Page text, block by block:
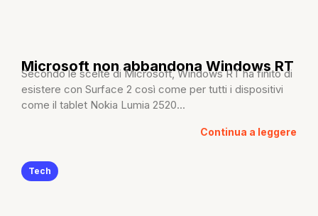
Microsoft non abbandona Windows RT
Secondo le scelte di Microsoft, Windows RT ha finito di
esistere con Surface 2 così come per tutti i dispositivi
come il tablet Nokia Lumia 2520...
Continua a leggere
Tech